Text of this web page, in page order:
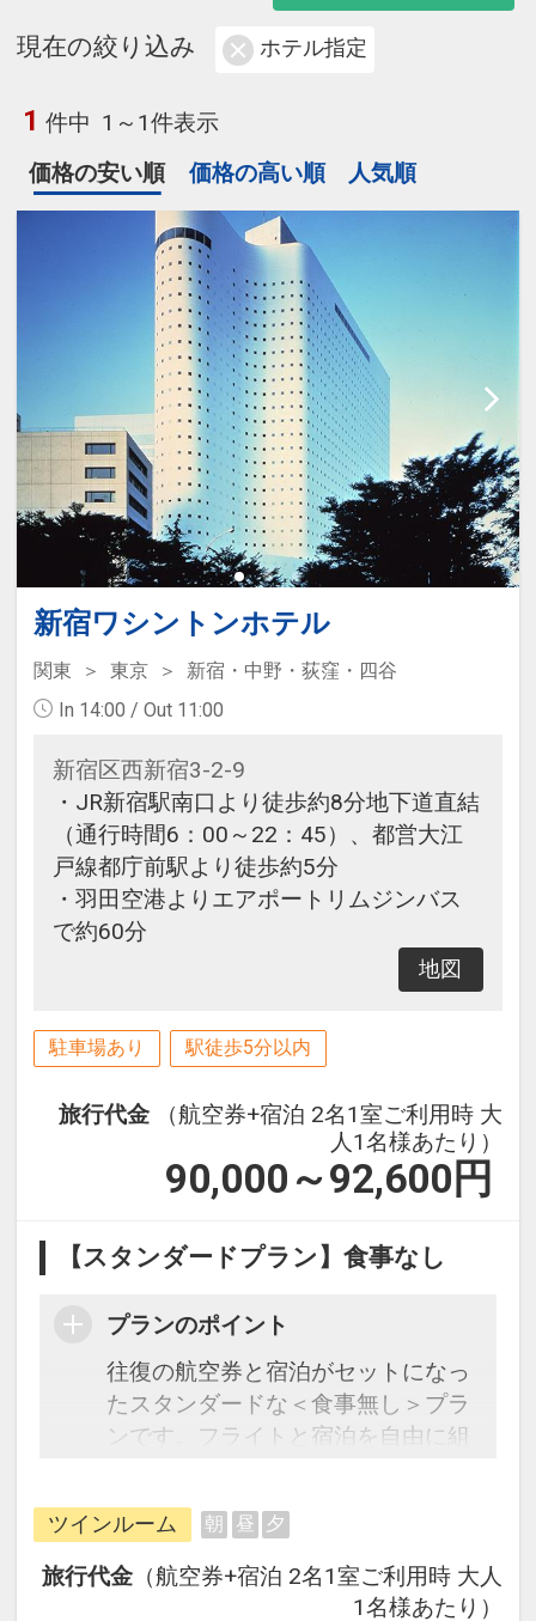
現在の絞り込み ホテル指定
1 件中 1～1件表示
価格の安い順
価格の高い順 人気順
新宿ワシントンホテル
関東 東京
新宿・中野・荻窪・四谷
In 14:00 / Out 11:00
新宿区西新宿3-2-9
・JR新宿駅南口より徒歩約8分地下道直結
（通行時間6：00～22：45）、都営大江
戸線都庁前駅より徒歩約5分
・羽田空港よりエアポートリムジンバス
で約60分
地図
駐車場あり 駅徒歩5分以内
旅行代金
（航空券+宿泊 2名1室ご利用時 大
人1名様あたり）
90,000～92,600 円
【スタンダードプラン】食事なし
プランのポイント
往復の航空券と宿泊がセットになっ
たスタンダードな＜食事無し＞プラ
ンです。フライトと宿泊を自由に組
ージだから、一都市滞在はもちろん
周遊旅行にも最適！
旅行期間中の1泊だけの宿泊や延
泊・飛び泊なども自由自在です。
ツインルーム 朝 昼 夕
旅行代金 （航空券+宿泊 2名1室ご利用時 大人
1名様あたり）